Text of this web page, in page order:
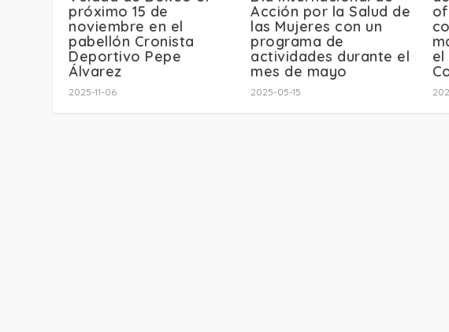
próximo 15 de
noviembre en el
pabellón Cronista
Deportivo Pepe
Álvarez
2025-11-06
Acción por la Salud de
las Mujeres con un
programa de
actividades durante el
mes de mayo
2025-05-15
el